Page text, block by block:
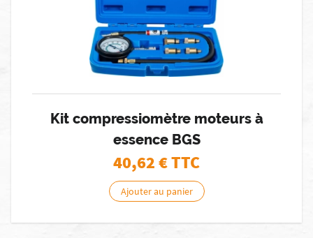
Kit compressiomètre moteurs à
essence BGS
40,62€ TTC
Ajouter au panier